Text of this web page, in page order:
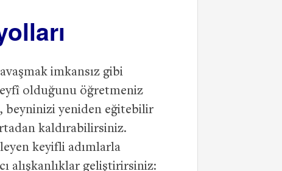
imkansız gibi
olduğunu öğretmeniz
beyninizi yeniden eğitebilir
kaldırabilirsiniz.
keyifli adımlarla
alışkanlıklar geliştirirsiniz: